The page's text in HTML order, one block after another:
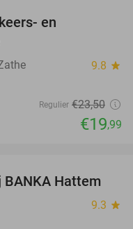
en
9.8 star
Regulier €23,50
€19,99
52%
Hattem
9.3 star